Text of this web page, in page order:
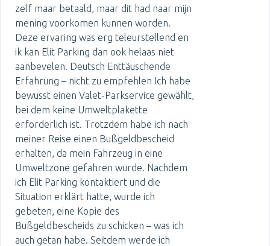
zelf maar betaald, maar dit had naar mijn
mening voorkomen kunnen worden.
Deze ervaring was erg teleurstellend en
ik kan Elit Parking dan ook helaas niet
aanbevelen. Deutsch Enttäuschende
Erfahrung – nicht zu empfehlen Ich habe
bewusst einen Valet-Parkservice gewählt,
bei dem keine Umweltplakette
erforderlich ist. Trotzdem habe ich nach
meiner Reise einen Bußgeldbescheid
erhalten, da mein Fahrzeug in eine
Umweltzone gefahren wurde. Nachdem
ich Elit Parking kontaktiert und die
Situation erklärt hatte, wurde ich
gebeten, eine Kopie des
Bußgeldbescheids zu schicken – was ich
auch getan habe. Seitdem werde ich